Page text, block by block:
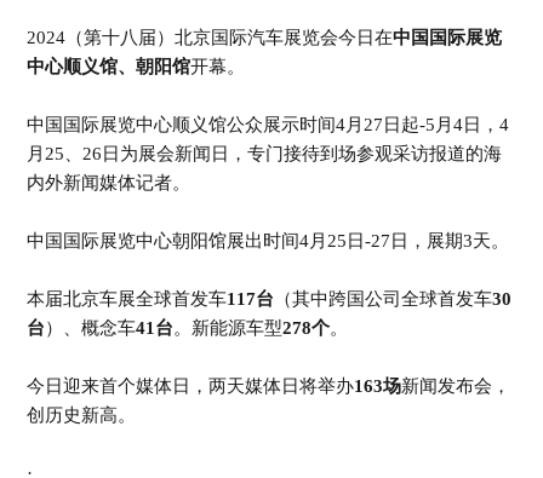
2024（第十八届）北京国际汽车展览会今日在中国国际展览
中心顺义馆、朝阳馆开幕。
中国国际展览中心顺义馆公众展示时间4月27日起-5月4日，4
月25、26日为展会新闻日，专门接待到场参观采访报道的海
内外新闻媒体记者。
中国国际展览中心朝阳馆展出时间4月25日-27日，展期3天。
本届北京车展全球首发车117台 （其中跨国公司全球首发车30
台）、概念车41台。新能源车型278个。
今日迎来首个媒体日，两天媒体日将举办163场新闻发布会，
创历史新高。
·